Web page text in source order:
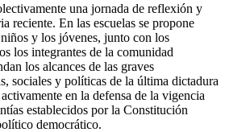
una jornada de reflexión y
reciente. En las escuelas se propone
y los jóvenes, junto con los
los integrantes de la comunidad
los alcances de las graves
sociales y políticas de la última dictadura
en la defensa de la vigencia
establecidos por la Constitución
democrático.